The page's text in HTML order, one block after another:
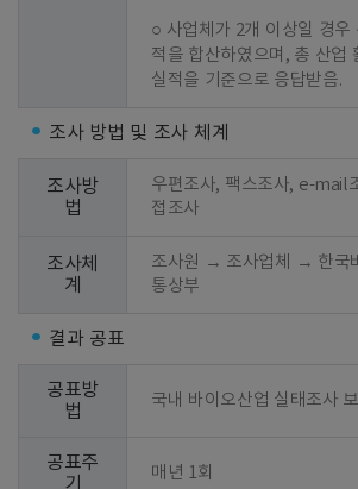
○ 사업체가 2개 이상일 경우
적을 합산하였으며, 총 산업
실적을 기준으로 응답받음.
조사 방법 및 조사 체계
조사방
법
우편조사, 팩스조사, e-mail
접조사
조사체
계
조사원 → 조사업체 → 한국
통상부
결과 공표
공표방
법
국내 바이오산업 실태조사
공표주
기
매년 1회